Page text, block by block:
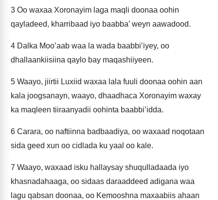
3 Oo waxaa Xoronayim laga maqli doonaa oohin
qayladeed, kharribaad iyo baabba’ weyn aawadood.
4 Dalka Moo’aab waa la wada baabbi’iyey, oo
dhallaankiisiina qaylo bay maqashiiyeen.
5 Waayo, jiirtii Luxiid waxaa lala fuuli doonaa oohin aan
kala joogsanayn, waayo, dhaadhaca Xoronayim waxay
ka maqleen tiiraanyadii oohinta baabbi’idda.
6 Carara, oo naftiinna badbaadiya, oo waxaad noqotaan
sida geed xun oo cidlada ku yaal oo kale.
7 Waayo, waxaad isku hallaysay shuqulladaada iyo
khasnadahaaga, oo sidaas daraaddeed adigana waa
lagu qabsan doonaa, oo Kemooshna maxaabiis ahaan